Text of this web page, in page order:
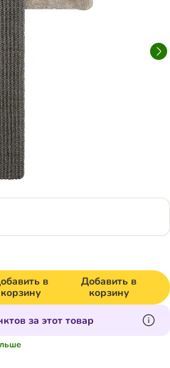
в
корзину
Добавить в
корзину
за этот товар